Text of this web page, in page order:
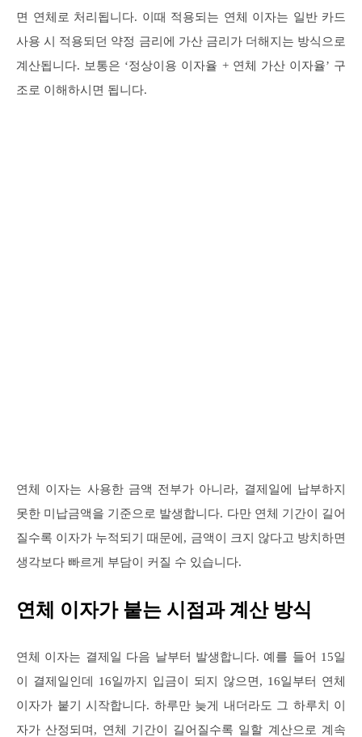
면 연체로 처리됩니다. 이때 적용되는 연체 이자는 일반 카드
사용 시 적용되던 약정 금리에 가산 금리가 더해지는 방식으로
계산됩니다. 보통은 ‘정상이용 이자율 + 연체 가산 이자율’ 구
조로 이해하시면 됩니다.
연체 이자는 사용한 금액 전부가 아니라, 결제일에 납부하지
못한 미납금액을 기준으로 발생합니다. 다만 연체 기간이 길어
질수록 이자가 누적되기 때문에, 금액이 크지 않다고 방치하면
생각보다 빠르게 부담이 커질 수 있습니다.
연체 이자가 붙는 시점과 계산 방식
연체 이자는 결제일 다음 날부터 발생합니다. 예를 들어 15일
이 결제일인데 16일까지 입금이 되지 않으면, 16일부터 연체
이자가 붙기 시작합니다. 하루만 늦게 내더라도 그 하루치 이
자가 산정되며, 연체 기간이 길어질수록 일할 계산으로 계속